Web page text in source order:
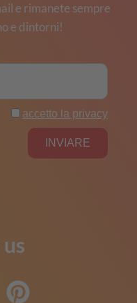
e rimanete sempre
e dintorni!
Facebook